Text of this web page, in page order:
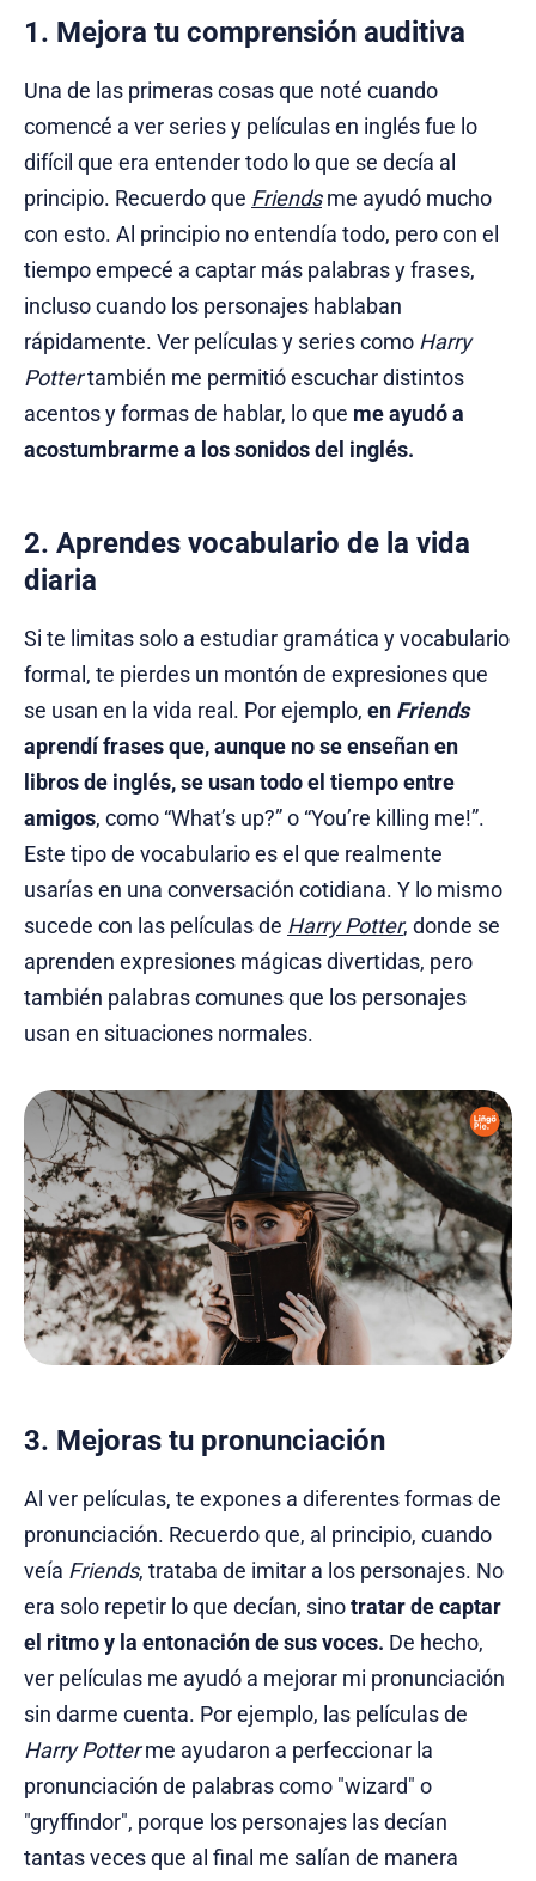
1. Mejora tu comprensión auditiva
Una de las primeras cosas que noté cuando
comencé a ver series y películas en inglés fue lo
difícil que era entender todo lo que se decía al
principio. Recuerdo que Friendsme ayudó mucho
con esto. Al principio no entendía todo, pero con el
tiempo empecé a captar más palabras y frases,
incluso cuando los personajes hablaban
rápidamente. Ver películas y series como Harry
Pottertambién me permitió escuchar distintos
acentos y formas de hablar, lo que me ayudó a
acostumbrarme a los sonidos del inglés.
2. Aprendes vocabulario de la vida
diaria
Si te limitas solo a estudiar gramática y vocabulario
formal, te pierdes un montón de expresiones que
se usan en la vida real. Por ejemplo, en Friends
aprendí frases que, aunque no se enseñan en
libros de inglés, se usan todo el tiempo entre
amigos, como “What’s up?” o “You’re killing me!”.
Este tipo de vocabulario es el que realmente
usarías en una conversación cotidiana. Y lo mismo
sucede con las películas de Harry Potter, donde se
aprenden expresiones mágicas divertidas, pero
también palabras comunes que los personajes
usan en situaciones normales.
3. Mejoras tu pronunciación
Al ver películas, te expones a diferentes formas de
pronunciación. Recuerdo que, al principio, cuando
veía Friends, trataba de imitar a los personajes. No
era solo repetir lo que decían, sinotratar de captar
el ritmo y la entonación de sus voces. De hecho,
ver películas me ayudó a mejorar mi pronunciación
sin darme cuenta. Por ejemplo, las películas de
Harry Potterme ayudaron a perfeccionar la
pronunciación de palabras como "wizard" o
"gryffindor", porque los personajes las decían
tantas veces que al final me salían de manera